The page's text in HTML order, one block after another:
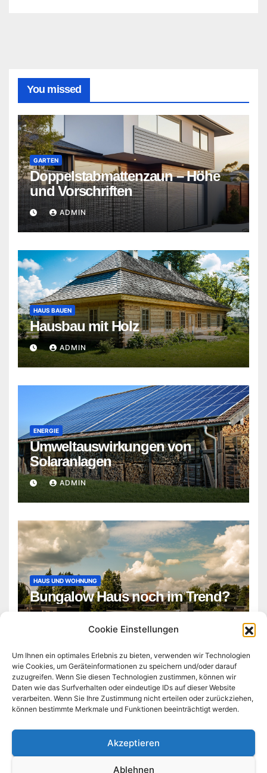
Cookie Einstellungen
Um Ihnen ein optimales Erlebnis zu bieten, verwenden wir Technologien
wie Cookies, um Geräteinformationen zu speichern und/oder darauf
zuzugreifen. Wenn Sie diesen Technologien zustimmen, können wir
Daten wie das Surfverhalten oder eindeutige IDs auf dieser Website
verarbeiten. Wenn Sie Ihre Zustimmung nicht erteilen oder zurückziehen,
können bestimmte Merkmale und Funktionen beeinträchtigt werden.
Akzeptieren
Ablehnen
You missed
GARTEN
Doppelstabmattenzaun – Höhe
und Vorschriften
ADMIN
HAUS BAUEN
Hausbau mit Holz
ADMIN
ENERGIE
Umweltauswirkungen von
Solaranlagen
ADMIN
HAUS UND WOHNUNG
Bungalow Haus noch im Trend?
technologie-business-tag.de